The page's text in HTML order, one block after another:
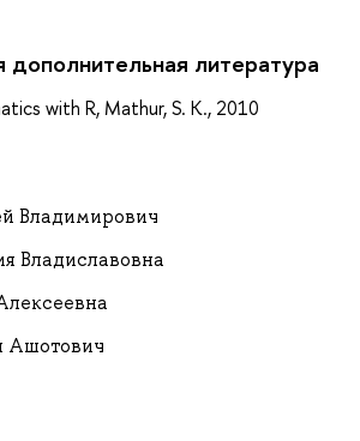
литература
with R, Mathur, S. K., 2010
Владимирович
Владиславовна
Ашотович